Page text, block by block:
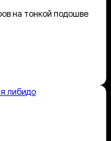
на тонкой подошве